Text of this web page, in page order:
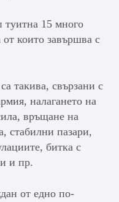
15 много
които завършва с
такива, свързани с
налагането на
връщане на
стабилни пазари,
битка с
и пр.
от едно по-